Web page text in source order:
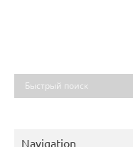
Navigation